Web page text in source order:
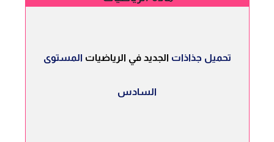
تحميل جذاذات الجديد في الرياضيات المستوى
السادس